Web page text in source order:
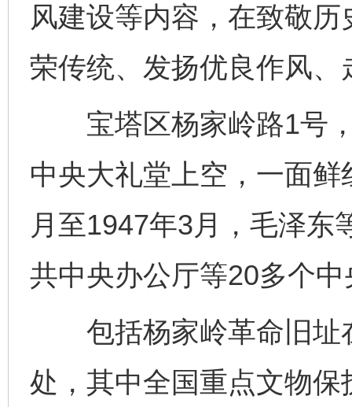
风建设等内容，在致敬
荣传统、发扬优良作风
宝塔区杨家岭路1号，
中央大礼堂上空，一面
月至1947年3月，毛泽东
共中央办公厅等20多个
包括杨家岭革命旧址
处，其中全国重点文物